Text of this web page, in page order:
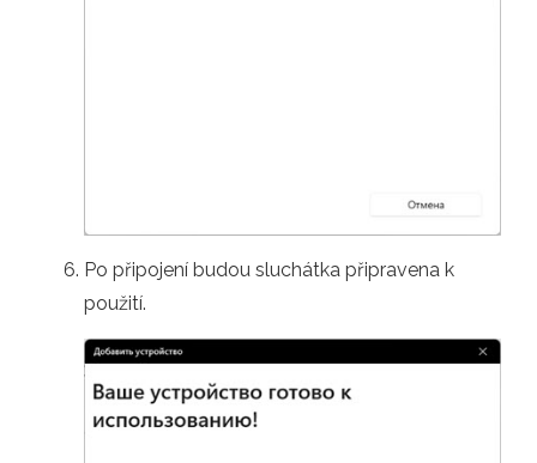
Po připojení budou sluchátka připravena k
použití.